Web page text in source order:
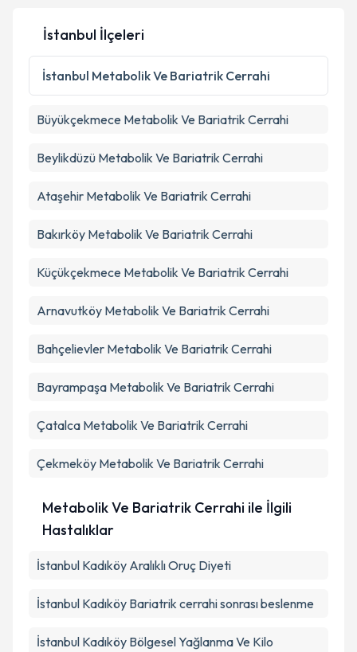
Kişisel verilerimin işlenmesine ilişkinAydınlatma
Metni
'ni okudum ve kişisel verilerimin belirtilen
kapsamda işlenmesini kabul ediyorum.
İstanbul İlçeleri
İstanbul Metabolik Ve Bariatrik Cerrahi
Büyükçekmece Metabolik Ve Bariatrik Cerrahi
Beylikdüzü Metabolik Ve Bariatrik Cerrahi
Ataşehir Metabolik Ve Bariatrik Cerrahi
Bakırköy Metabolik Ve Bariatrik Cerrahi
Küçükçekmece Metabolik Ve Bariatrik Cerrahi
Arnavutköy Metabolik Ve Bariatrik Cerrahi
Bahçelievler Metabolik Ve Bariatrik Cerrahi
Bayrampaşa Metabolik Ve Bariatrik Cerrahi
Çatalca Metabolik Ve Bariatrik Cerrahi
Çekmeköy Metabolik Ve Bariatrik Cerrahi
Metabolik Ve Bariatrik Cerrahi ile İlgili
Hastalıklar
İstanbul Kadıköy Aralıklı Oruç Diyeti
İstanbul Kadıköy Bariatrik cerrahi sonrası beslenme
İstanbul Kadıköy Bölgesel Yağlanma Ve Kilo